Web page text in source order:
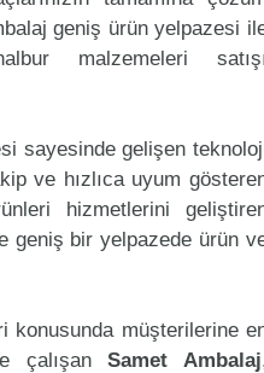
geniş ürün yelpazesi
malzemeleri
sayesinde gelişen
ve hızlıca uyum
hizmetlerini
geniş bir yelpazede ürün
konusunda müşterilerine
çalışanSamet Ambalaj